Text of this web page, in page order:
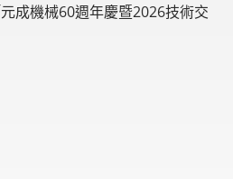
成機械60週年慶暨2026技術交